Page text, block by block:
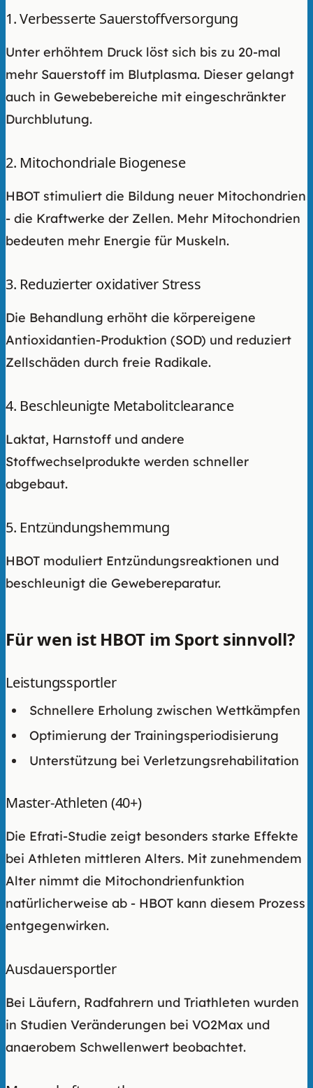
1. Verbesserte Sauerstoffversorgung
Unter erhöhtem Druck löst sich bis zu 20-mal
mehr Sauerstoff im Blutplasma. Dieser gelangt
auch in Gewebebereiche mit eingeschränkter
Durchblutung.
2. Mitochondriale Biogenese
HBOT stimuliert die Bildung neuer Mitochondrien
- die Kraftwerke der Zellen. Mehr Mitochondrien
bedeuten mehr Energie für Muskeln.
3. Reduzierter oxidativer Stress
Die Behandlung erhöht die körpereigene
Antioxidantien-Produktion (SOD) und reduziert
Zellschäden durch freie Radikale.
4. Beschleunigte Metabolitclearance
Laktat, Harnstoff und andere
Stoffwechselprodukte werden schneller
abgebaut.
5. Entzündungshemmung
HBOT moduliert Entzündungsreaktionen und
beschleunigt die Gewebereparatur.
Für wen ist HBOT im Sport sinnvoll?
Leistungssportler
Schnellere Erholung zwischen Wettkämpfen
Optimierung der Trainingsperiodisierung
Unterstützung bei Verletzungsrehabilitation
Master-Athleten (40+)
Die Efrati-Studie zeigt besonders starke Effekte
bei Athleten mittleren Alters. Mit zunehmendem
Alter nimmt die Mitochondrienfunktion
natürlicherweise ab - HBOT kann diesem Prozess
entgegenwirken.
Ausdauersportler
Bei Läufern, Radfahrern und Triathleten wurden
in Studien Veränderungen bei VO2Max und
anaerobem Schwellenwert beobachtet.